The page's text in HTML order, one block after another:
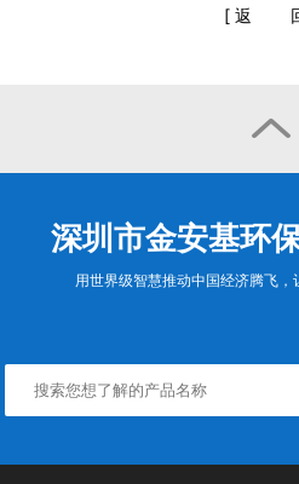
[ 返

深圳市金安基环
用世界级智慧推动中国经济腾飞